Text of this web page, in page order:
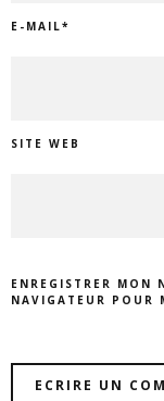
E-MAIL*
SITE WEB
ENREGISTRER
NAVIGATEUR POUR